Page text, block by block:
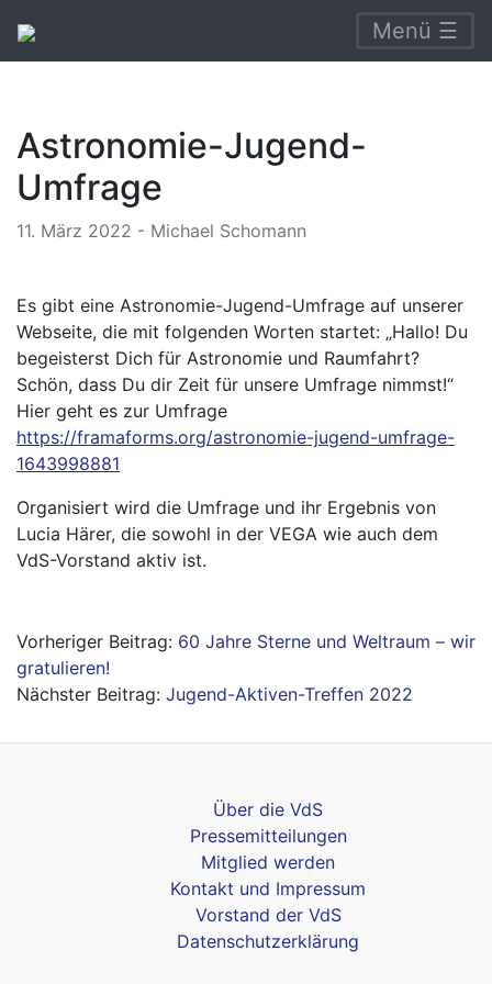
Menü ☰
Astronomie-Jugend-
Umfrage
11. März 2022 - Michael Schomann
Es gibt eine Astronomie-Jugend-Umfrage auf unserer
Webseite, die mit folgenden Worten startet: „Hallo! Du
begeisterst Dich für Astronomie und Raumfahrt?
Schön, dass Du dir Zeit für unsere Umfrage nimmst!“
Hier geht es zur Umfrage
https://framaforms.org/astronomie-jugend-umfrage-
1643998881
Organisiert wird die Umfrage und ihr Ergebnis von
Lucia Härer, die sowohl in der VEGA wie auch dem
VdS-Vorstand aktiv ist.
B
e
t
60 Jahre Sterne und Weltraum – wir
gratulieren!
Jugend-Aktiven-Treffen 2022
Über die VdS
Pressemitteilungen
Mitglied werden
Kontakt und Impressum
Vorstand der VdS
Datenschutzerklärung